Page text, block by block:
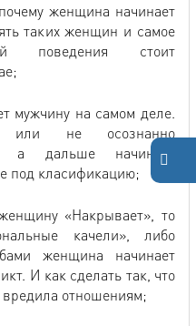
женщина начинает
таких женщин и самое
поведения стоит
мужчину на самом деле.
или не осознанно
а дальше начинает
под класификацию;
«Накрывает», то
качели», либо
женщина начинает
И как сделать так, что
отношениям;